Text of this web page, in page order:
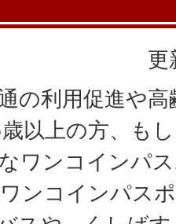
更
の利用促進や
以上の方、も
ワンコインパ
ンコインパス